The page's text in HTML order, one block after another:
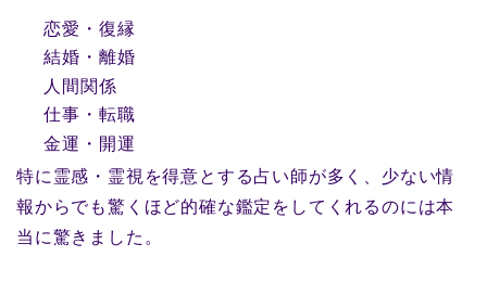
恋愛・復縁
結婚・離婚
人間関係
仕事・転職
金運・開運
特に霊感・霊視を得意とする占い師が多く、少ない情
報からでも驚くほど的確な鑑定をしてくれるのには本
当に驚きました。